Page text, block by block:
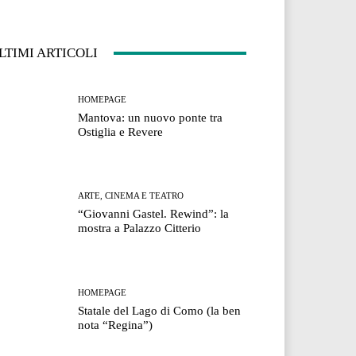
ARTICOLI
HOMEPAGE
Mantova: un nuovo ponte tra
Ostiglia e Revere
ARTE, CINEMA E TEATRO
“Giovanni Gastel. Rewind”: la
mostra a Palazzo Citterio
HOMEPAGE
Statale del Lago di Como (la ben
nota “Regina”)